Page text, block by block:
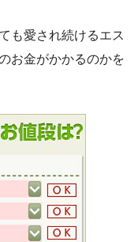
も愛され続けるエス
お金がかかるのかを